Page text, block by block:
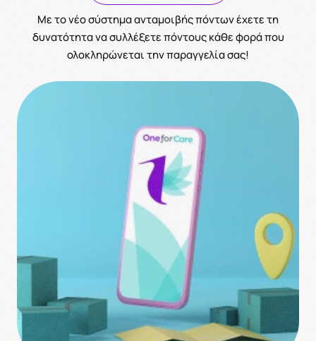
Με το νέο σύστημα ανταμοιβής πόντων έχετε τη
δυνατότητα να συλλέξετε πόντους κάθε φορά που
ολοκληρώνεται την παραγγελία σας!